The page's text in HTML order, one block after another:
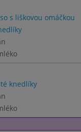
s liškovou omáčkou
knedlíky